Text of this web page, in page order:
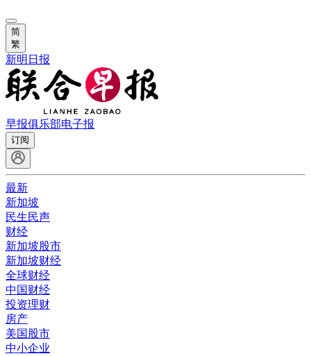
简
繁
新明日报
早报俱乐部电子报
订阅
最新
新加坡
民生民声
财经
新加坡股市
新加坡财经
全球财经
中国财经
投资理财
房产
美国股市
中小企业